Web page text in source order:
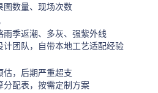
图数量、现场次数
季返潮、多灰、强紫外线
团队，自带本地工艺适配经验
估，后期严重超支
分配表，按需定制方案